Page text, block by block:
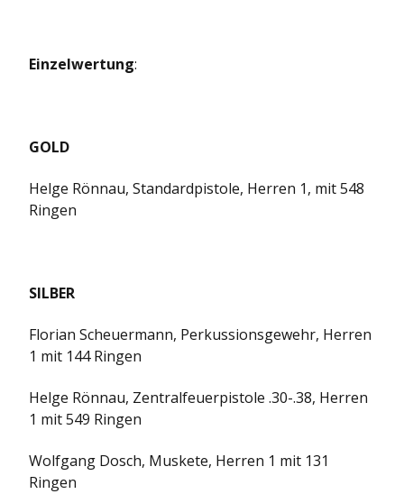
Einzelwertung:
GOLD
Helge Rönnau, Standardpistole, Herren 1, mit 548
Ringen
SILBER
Florian Scheuermann, Perkussionsgewehr, Herren
1 mit 144 Ringen
Helge Rönnau, Zentralfeuerpistole .30-.38, Herren
1 mit 549 Ringen
Wolfgang Dosch, Muskete, Herren 1 mit 131
Ringen